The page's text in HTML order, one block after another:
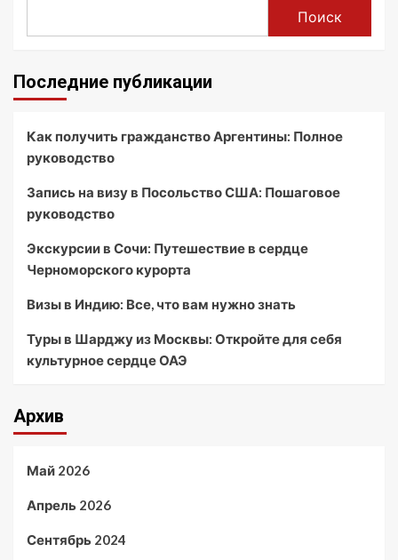
Поиск
Последние публикации
Как получить гражданство Аргентины: Полное
руководство
Запись на визу в Посольство США: Пошаговое
руководство
Экскурсии в Сочи: Путешествие в сердце
Черноморского курорта
Визы в Индию: Все, что вам нужно знать
Туры в Шарджу из Москвы: Откройте для себя
культурное сердце ОАЭ
Архив
Май 2026
Апрель 2026
Сентябрь 2024